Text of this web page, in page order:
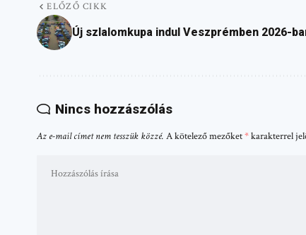
ELŐZŐ CIKK
Új szlalomkupa indul Veszprémben 2026-
Nincs hozzászólás
Az e-mail címet nem tesszük közzé. A kötelező mezőket*karakterrel